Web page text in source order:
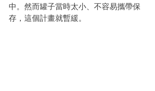
中。然而罐子當時太小、不容易攜帶保
存，這個計畫就暫緩。